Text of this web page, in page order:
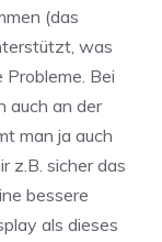
(das
was
Bei
auch an der
man ja auch
z.B. sicher das
bessere
als dieses